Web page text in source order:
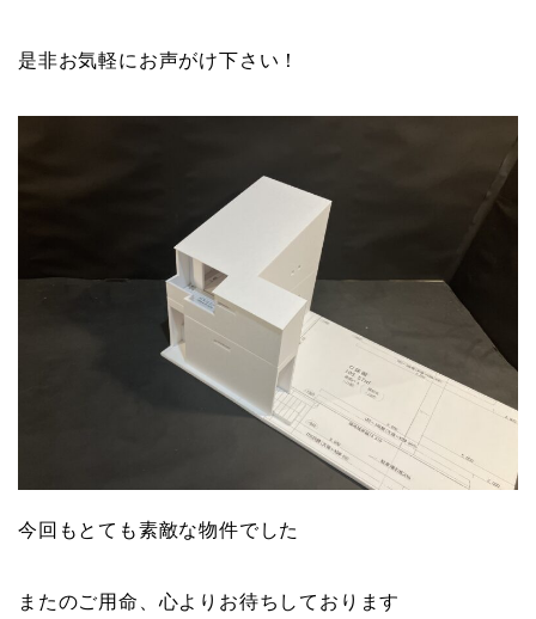
是非お気軽にお声がけ下さい！
今回もとても素敵な物件でした
またのご用命、心よりお待ちしております